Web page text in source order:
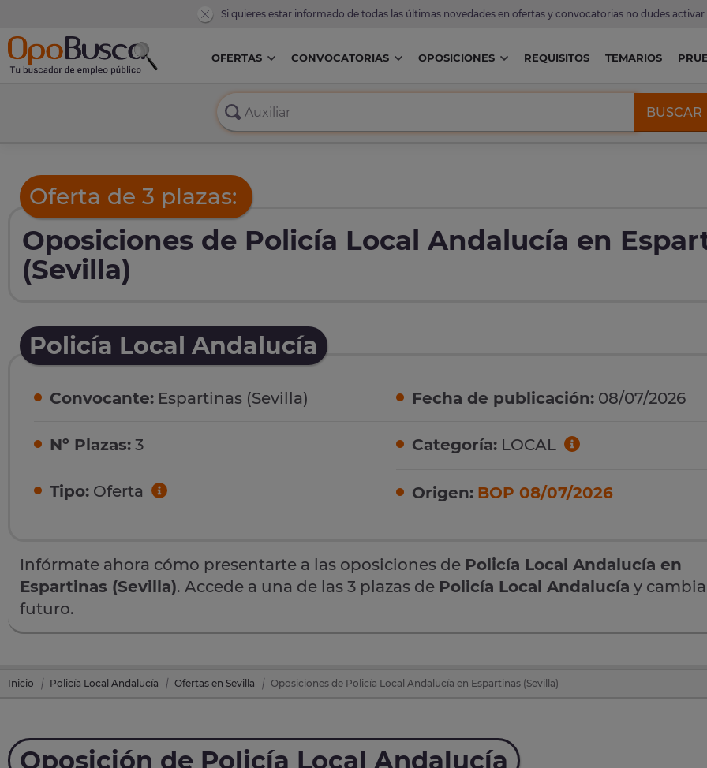
Si quieres estar informado de todas las últimas novedades en ofertas y convocatorias no dudes activar
OFERTAS CONVOCATORIAS OPOSICIONES REQUISITOS TEMARIOS
BUSCAR
Oferta de 3 plazas:
Oposiciones de Policía Local Andalucía en
(Sevilla)
Policía Local Andalucía
Convocante: Espartinas (Sevilla)
Nº Plazas: 3
Tipo: Oferta
Fecha de publicación: 08/07/2026
Categoría: LOCAL
Origen: BOP 08/07/2026
Infórmate ahora cómo presentarte a las oposiciones de Policía Local Andalucía en
Espartinas (Sevilla). Accede a una de las 3 plazas de Policía Local Andalucía y
futuro.
Inicio Policía Local Andalucía Ofertas en Sevilla Oposiciones de Policía Local Andalucía en Espartinas (Sevilla)
Oposición de Policía Local Andalucía